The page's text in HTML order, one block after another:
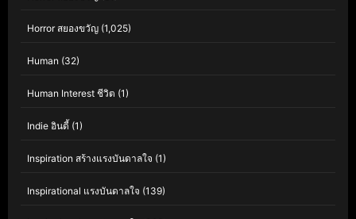
Horror สยองขวัญ (1,025)
Human (32)
Human Interest ชีวิต (1)
Indie อินดี้ (1)
Inspiration สร้างแรงบันดาลใจ (1)
Inspirational แรงบันดาลใจ (139)